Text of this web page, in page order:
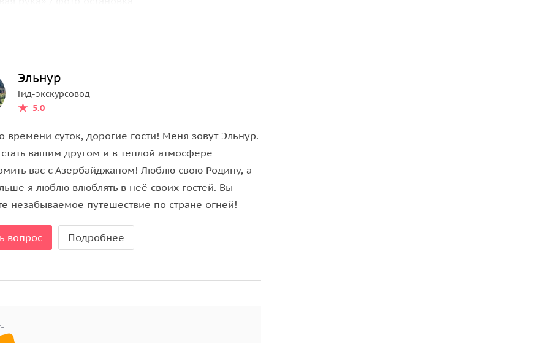
ЮНЕСКО
Эльнур
Гид-экскурсовод
5.0
времени суток, дорогие гости! Меня зовут Эльнур.
стать вашим другом и в теплой атмосфере
вас с Азербайджаном! Люблю свою Родину, а
я люблю влюблять в неё своих гостей. Вы
незабываемое путешествие по стране огней!
вопрос Подробнее